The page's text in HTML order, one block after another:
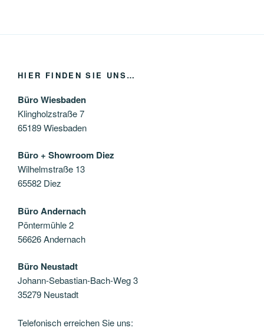
HIER FINDEN SIE UNS…
Büro Wiesbaden
Klingholzstraße 7
65189 Wiesbaden
Büro + Showroom Diez
Wilhelmstraße 13
65582 Diez
Büro Andernach
Pöntermühle 2
56626 Andernach
Büro Neustadt
Johann-Sebastian-Bach-Weg 3
35279 Neustadt
Telefonisch erreichen Sie uns: